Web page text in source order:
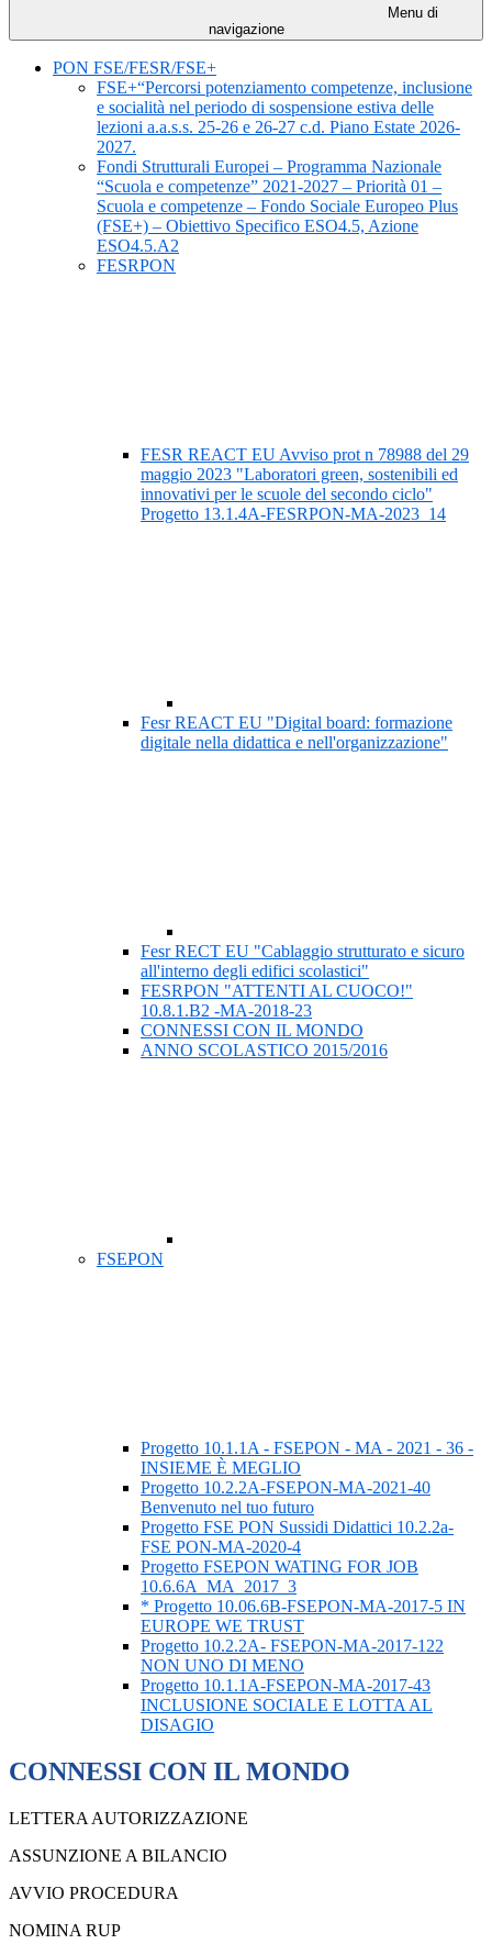
Menu di
navigazione
PON FSE/FESR/FSE+
FSE+“Percorsi potenziamento competenze, inclusione
e socialità nel periodo di sospensione estiva delle
lezioni a.a.s.s. 25-26 e 26-27 c.d. Piano Estate 2026-
2027.
Fondi Strutturali Europei – Programma Nazionale
“Scuola e competenze” 2021-2027 – Priorità 01 –
Scuola e competenze – Fondo Sociale Europeo Plus
(FSE+) – Obiettivo Specifico ESO4.5, Azione
ESO4.5.A2
FESRPON
FESR REACT EU Avviso prot n 78988 del 29
maggio 2023 "Laboratori green, sostenibili ed
innovativi per le scuole del secondo ciclo"
Progetto 13.1.4A-FESRPON-MA-2023_14
Fesr REACT EU "Digital board: formazione
digitale nella didattica e nell'organizzazione"
Fesr RECT EU "Cablaggio strutturato e sicuro
all'interno degli edifici scolastici"
FESRPON "ATTENTI AL CUOCO!"
10.8.1.B2 -MA-2018-23
CONNESSI CON IL MONDO
ANNO SCOLASTICO 2015/2016
FSEPON
Progetto 10.1.1A - FSEPON - MA - 2021 - 36 -
INSIEME È MEGLIO
Progetto 10.2.2A-FSEPON-MA-2021-40
Benvenuto nel tuo futuro
Progetto FSE PON Sussidi Didattici 10.2.2a-
FSE PON-MA-2020-4
Progetto FSEPON WATING FOR JOB
10.6.6A_MA_2017_3
* Progetto 10.06.6B-FSEPON-MA-2017-5 IN
EUROPE WE TRUST
Progetto 10.2.2A- FSEPON-MA-2017-122
NON UNO DI MENO
Progetto 10.1.1A-FSEPON-MA-2017-43
INCLUSIONE SOCIALE E LOTTA AL
DISAGIO
CONNESSI CON IL MONDO
LETTERA AUTORIZZAZIONE
ASSUNZIONE A BILANCIO
AVVIO PROCEDURA
NOMINA RUP